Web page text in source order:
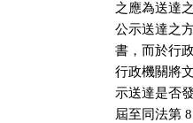
之應為送達
公示送達之
書，而於行
行政機關將
示送達是否
屆至同法第